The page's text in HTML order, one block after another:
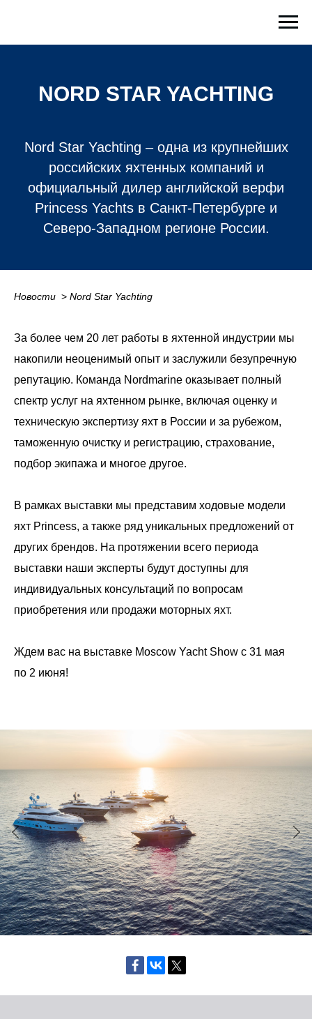
NORD STAR YACHTING
Nord Star Yachting – одна из крупнейших
российских яхтенных компаний и
официальный дилер английской верфи
Princess Yachts в Санкт-Петербурге и
Северо-Западном регионе России.
Новости > Nord Star Yachting
За более чем 20 лет работы в яхтенной индустрии мы
накопили неоценимый опыт и заслужили безупречную
репутацию. Команда Nordmarine оказывает полный
спектр услуг на яхтенном рынке, включая оценку и
техническую экспертизу яхт в России и за рубежом,
таможенную очистку и регистрацию, страхование,
подбор экипажа и многое другое.
В рамках выставки мы представим ходовые модели
яхт Princess, а также ряд уникальных предложений от
других брендов. На протяжении всего периода
выставки наши эксперты будут доступны для
индивидуальных консультаций по вопросам
приобретения или продажи моторных яхт.
Ждем вас на выставке Moscow Yacht Show c 31 мая
по 2 июня!